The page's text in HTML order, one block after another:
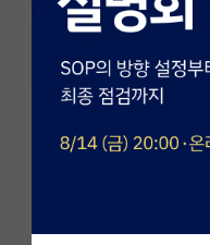
커뮤니티
커뮤니티 홈
전체글보기
베스트 게시판
자유 게시판(아무개랩)